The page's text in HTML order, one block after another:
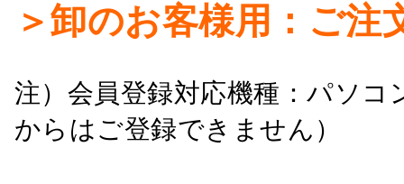
＞卸のお客様用：ご注
注）会員登録対応機種：パソ
からはご登録できません）